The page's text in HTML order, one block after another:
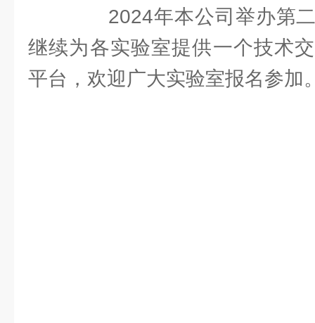
2024年本公司举办第二
继续为各实验室提供一个技术
平台，欢迎广大实验室报名参加